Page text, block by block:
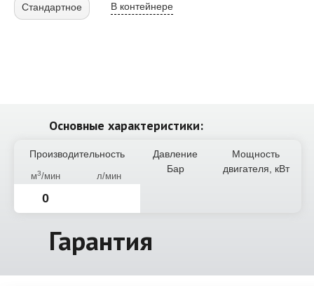
Стандартное В контейнере
Основные характеристики:
Производительность
Давление
Бар
Мощность
двигателя, кВт
м3/мин л/мин
0
Гарантия